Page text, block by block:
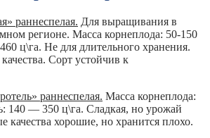
раннеспелая. Для выращивания в
регионе. Масса корнеплода: 50-150
ц\га. Не для длительного хранения.
Сорт устойчив к
раннеспелая. Масса корнеплода:
140 — 350 ц\га. Сладкая, но урожай
качества хорошие, но хранится плохо.